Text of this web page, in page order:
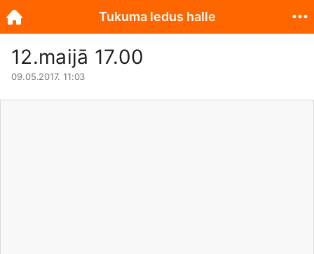
12.maijā 17.00
09.05.2017. 11:03
Tukuma ledus halle